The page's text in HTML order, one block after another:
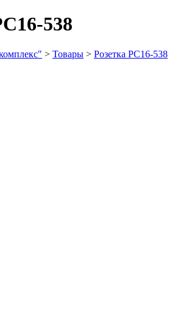
538
> Товары > Розетка РС16-538